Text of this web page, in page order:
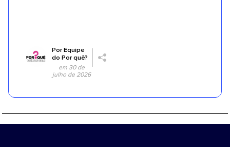
PorEquipe
do Por quê?
em 30 de
julho de 2026